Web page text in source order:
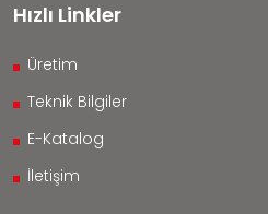
Hızlı Linkler
Üretim
Teknik Bilgiler
E-Katalog
İletişim